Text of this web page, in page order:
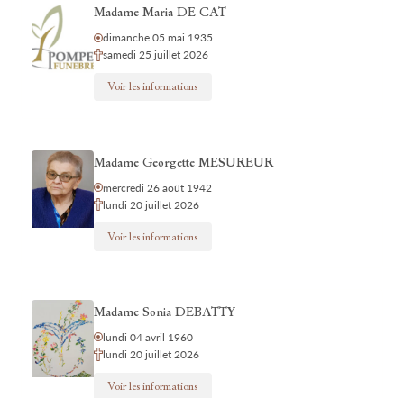
Madame Maria DE CAT
dimanche 05 mai 1935
samedi 25 juillet 2026
Voir les informations
Madame Georgette MESUREUR
mercredi 26 août 1942
lundi 20 juillet 2026
Voir les informations
Madame Sonia DEBATTY
lundi 04 avril 1960
lundi 20 juillet 2026
Voir les informations